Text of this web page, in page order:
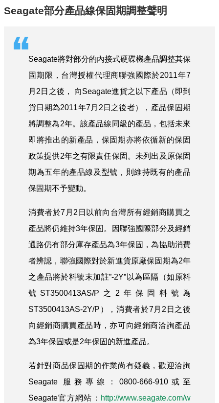
Seagate部分產品線保固期調整聲明
Seagate將對部分的內接式硬碟機產品調整其保
固期限，台灣授權代理商聯強國際於2011年7
月2日之後， 向Seagate進貨之以下產品（即到
貨日期為2011年7月2日之後者），產品保固期
將調整為2年。該產品線同級的產品，包括未來
即將推出的新產品，保固期亦將依循新的保固
政策提供2年之有限責任保固。未列出及原保固
期為五年的產品線及型號，則維持既有的產品
保固期不予變動。
消費者於7月2日以前向台灣所有經銷商購買之
產品將仍維持3年保固。因聯強國際部分及經銷
通路仍有部分庫存產品為3年保固，為協助消費
者辨認，聯強國際對於新進貨原廠保固期為2年
之產品將於料號末加註”-2Y”以為區隔（如原料
號ST3500413AS/P之2年保固料號為
ST3500413AS-2Y/P），消費者於7月2日之後
向經銷商購買產品時，亦可向經銷商洽詢產品
為3年保固或是2年保固的新進產品。
若針對商品保固期的作業尚有疑義，歡迎洽詢
Seagate 服務專線：0800-666-910或至
Seagate官方網站： http://www.seagate.com/w